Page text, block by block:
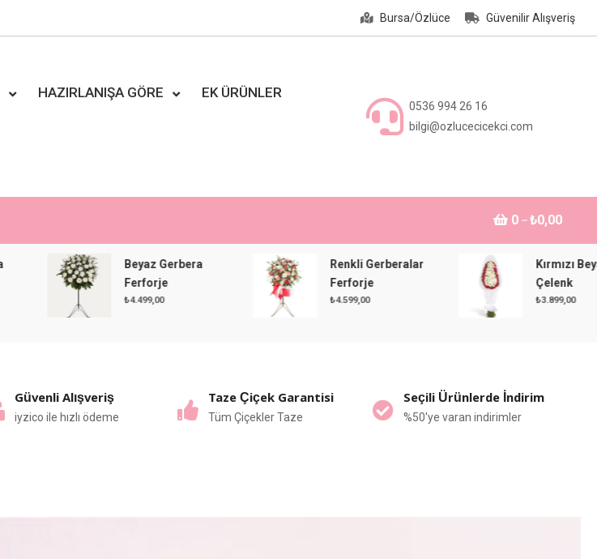
Bursa/Özlüce Güvenilir Alışveriş
HAZIRLANIŞA GÖRE EK ÜRÜNLER
0536 994 26 16
bilgi@ozlucecicekci.com
0 ₺0,00
Beyaz Gerbera
Ferforje
4.499,00
Renkli Gerberalar
Ferforje
4.599,00
Kırmızı Beyaz
Çelenk
3.899,00
Güvenli Alışveriş
iyzico ile hızlı ödeme
Taze Çiçek Garantisi
Tüm Çiçekler Taze
Seçili Ürünlerde İndirim
%50'ye varan indirimler